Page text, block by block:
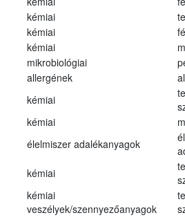
kémiai
kémiai
kémiai
mikrobiológiai
allergének
kémiai
kémiai
élelmiszer adalékanyagok
kémiai
kémiai
veszélyek/szennyezőanyagok